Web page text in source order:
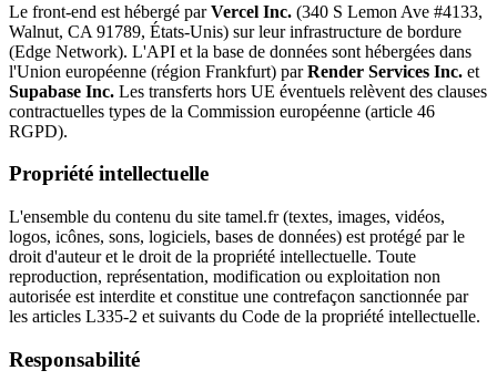
Le front-end est hébergé parVercel Inc. (340 S Lemon Ave #4133,
Walnut, CA 91789, États-Unis) sur leur infrastructure de bordure
(Edge Network). L'API et la base de données sont hébergées dans
l'Union européenne (région Frankfurt) parRender Services Inc. et
Supabase Inc. Les transferts hors UE éventuels relèvent des clauses
contractuelles types de la Commission européenne (article 46
RGPD).
Propriété intellectuelle
L'ensemble du contenu du site tamel.fr (textes, images, vidéos,
logos, icônes, sons, logiciels, bases de données) est protégé par le
droit d'auteur et le droit de la propriété intellectuelle. Toute
reproduction, représentation, modification ou exploitation non
autorisée est interdite et constitue une contrefaçon sanctionnée par
les articles L335-2 et suivants du Code de la propriété intellectuelle.
Responsabilité